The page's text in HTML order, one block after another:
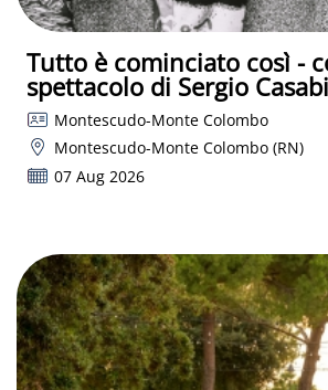
Tutto è cominciato così -
spettacolo di Sergio
Montescudo-Monte Colombo
Montescudo-Monte Colombo (RN)
07 Aug 2026